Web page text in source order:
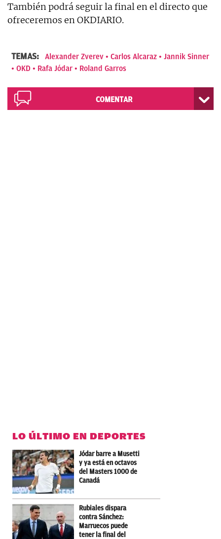
También podrá seguir la final en el directo que
ofreceremos en OKDIARIO.
TEMAS: Alexander Zverev Carlos Alcaraz
Jannik Sinner
OKD
Rafa Jódar Roland Garros
COMENTAR
LO ÚLTIMO EN DEPORTES
Jódar barre a Musetti
y ya está en octavos
del Masters 1000 de
Canadá
Rubiales dispara
contra Sánchez:
Marruecos puede
tener la final del